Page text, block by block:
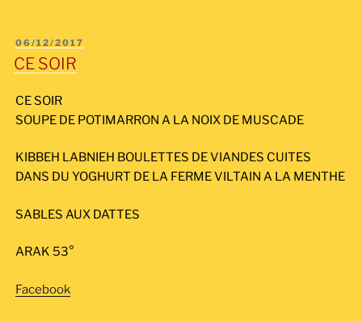
PUBLIÉ
LE
06/12/2017
CE SOIR
CE SOIR
SOUPE DE POTIMARRON A LA NOIX DE MUSCADE
KIBBEH LABNIEH BOULETTES DE VIANDES CUITES
DANS DU YOGHURT DE LA FERME VILTAIN A LA MENTHE
SABLES AUX DATTES
ARAK 53°
Facebook